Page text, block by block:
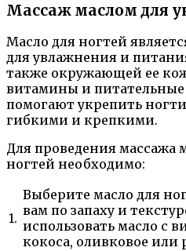
Массаж маслом для
Масло для ногтей
для увлажнения и
также окружающей ее
витамины и питательные
помогают укрепить ногти
гибкими и крепкими.
Для проведения массажа
ногтей необходимо:
1.
Выберите масло для
вам по запаху и
использовать масло с
кокоса, оливковое или